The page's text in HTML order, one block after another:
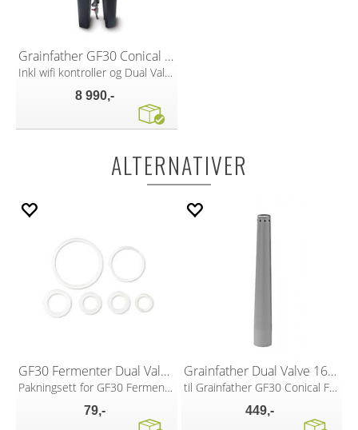
Grainfather GF30 Conical Fermenter Pro
Inkl wifi kontroller og Dual Valve Tap
8 990,-
ALTERNATIVER
GF30 Fermenter Dual Valve Tap Seals
Pakningsett for GF30 Fermenter
79,-
Grainfather Dual Valve 16cm Liquid Inlet
til Grainfather GF30 Conical Fermenter
449,-